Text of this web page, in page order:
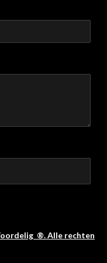
®. Alle rechten